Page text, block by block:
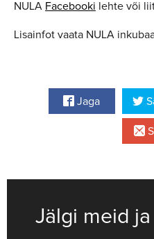
NULA Facebooki lehte või
Lisainfot vaata NULA
Jaga
Jälgi meid